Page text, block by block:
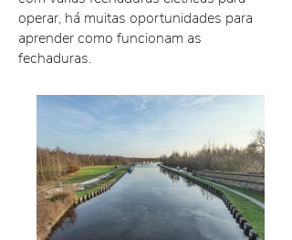
operar, há muitas oportunidades para
aprender como funcionam as
fechaduras.